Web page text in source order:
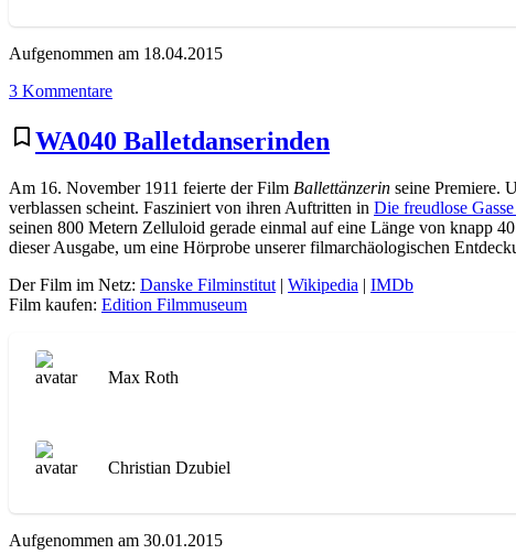
Aufgenommen am 18.04.2015
3 Kommentarezu
The
Kid
bookmark_border WA040 Balletdanserinden
Am 16. November 1911 feierte der Film Ballettänzerin seine Premiere.
verblassen scheint. Fasziniert von ihren Auftritten in Die freudlose
seinen 800 Metern Zelluloid gerade einmal auf eine Länge von knapp
dieser Ausgabe, um eine Hörprobe unserer filmarchäologischen
Der Film im Netz: Danske Filminstitut | Wikipedia | IMDb
Film kaufen: Edition Filmmuseum
Max Roth
Christian Dzubiel
Aufgenommen am 30.01.2015